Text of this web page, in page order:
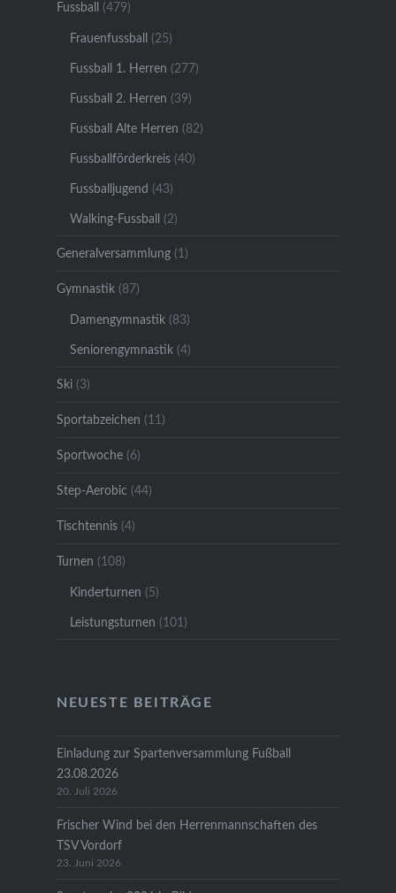
Fussball (479)
Frauenfussball (25)
Fussball 1. Herren (277)
Fussball 2. Herren (39)
Fussball Alte Herren (82)
Fussballförderkreis(40)
Fussballjugend (43)
Walking-Fussball (2)
Generalversammlung(1)
Gymnastik(87)
Damengymnastik(83)
Seniorengymnastik(4)
Ski(3)
Sportabzeichen (11)
Sportwoche(6)
Step-Aerobic (44)
Tischtennis(4)
Turnen (108)
Kinderturnen (5)
Leistungsturnen (101)
NEUESTE BEITRÄGE
Einladung zur Spartenversammlung Fußball
23.08.2026
20. Juli 2026
Frischer Wind bei den Herrenmannschaften des
TSV Vordorf
23. Juni 2026